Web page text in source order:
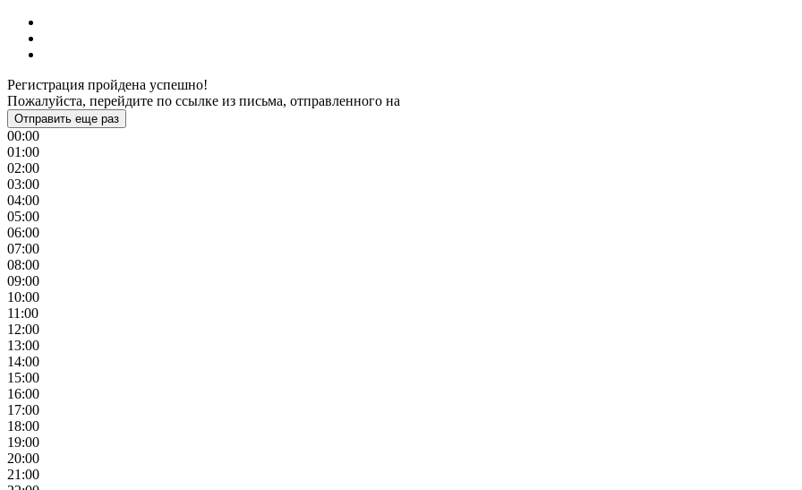
Регистрация пройдена успешно!
Пожалуйста, перейдите по ссылке из письма, отправленного на
Отправить еще раз
00:00
01:00
02:00
03:00
04:00
05:00
06:00
07:00
08:00
09:00
10:00
11:00
12:00
13:00
14:00
15:00
16:00
17:00
18:00
19:00
20:00
21:00